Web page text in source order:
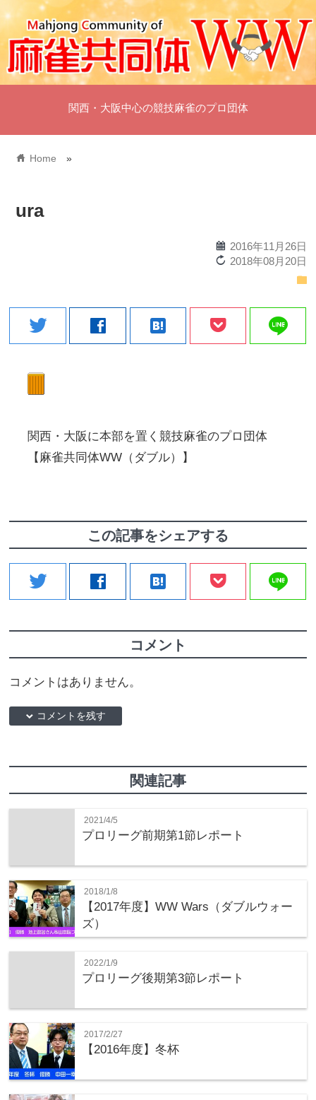
関西・大阪中心の競技麻雀のプロ団体
home Home »
ura
calendar 2016年11月26日
reload 2018年08月20日
folder
twitter facebook hatenabookmark line
関西・大阪に本部を置く競技麻雀のプロ団体
【麻雀共同体WW（ダブル）】
この記事をシェアする
twitter facebook hatenabookmark line
コメント
コメントはありません。
down コメントを残す
関連記事
2021/4/5
プロリーグ前期第1節レポート
2018/1/8
【2017年度】WW Wars（ダブルウォー
ズ）
2022/1/9
プロリーグ後期第3節レポート
2017/2/27
【2016年度】冬杯